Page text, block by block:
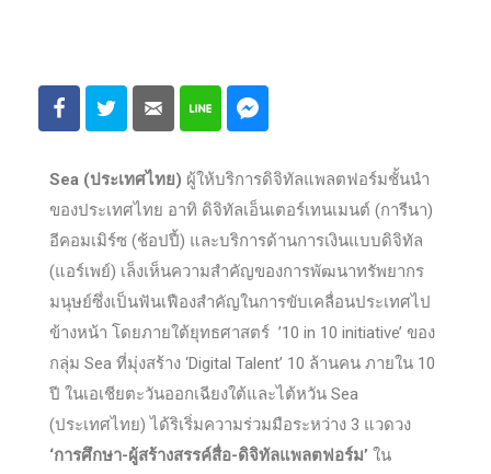
Sea (ประเทศไทย) ผู้ให้บริการดิจิทัลแพลตฟอร์มชั้นนำ
ของประเทศไทย อาทิ ดิจิทัลเอ็นเตอร์เทนเมนต์ (การีนา)
อีคอมเมิร์ซ (ช้อปปี้) และบริการด้านการเงินแบบดิจิทัล
(แอร์เพย์) เล็งเห็นความสำคัญของการพัฒนาทรัพยากร
มนุษย์ซึ่งเป็นฟันเฟืองสำคัญในการขับเคลื่อนประเทศไป
ข้างหน้า โดยภายใต้ยุทธศาสตร์ ’10 in 10 initiative’ ของ
กลุ่ม Sea ที่มุ่งสร้าง ‘Digital Talent’ 10 ล้านคน ภายใน 10
ปี ในเอเชียตะวันออกเฉียงใต้และไต้หวัน Sea
(ประเทศไทย) ได้ริเริ่มความร่วมมือระหว่าง 3 แวดวง
‘การศึกษา-ผู้สร้างสรรค์สื่อ-ดิจิทัลแพลตฟอร์ม’ ใน